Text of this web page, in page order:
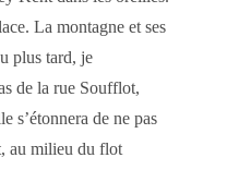
La montagne et ses
plus tard, je
de la rue Soufflot,
s’étonnera de ne pas
au milieu du flot